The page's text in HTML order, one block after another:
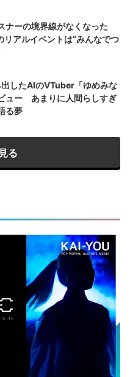
ナーの境界線がなくなった
アルイベントは“みんなでつ
したAIのVTuber「ゆめみな
ュー あまりに人間らしすぎ
る夢
る